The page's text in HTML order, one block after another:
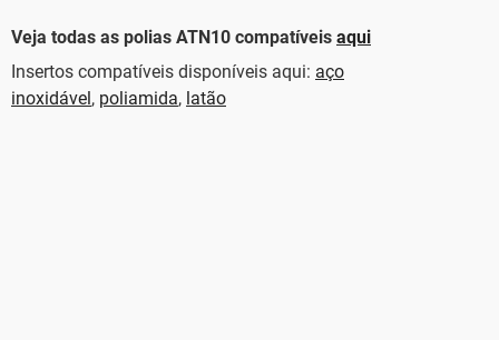
Veja todas as polias ATN10 compatíveis aqui
Insertos compatíveis disponíveis aqui: aço
inoxidável, poliamida, latão